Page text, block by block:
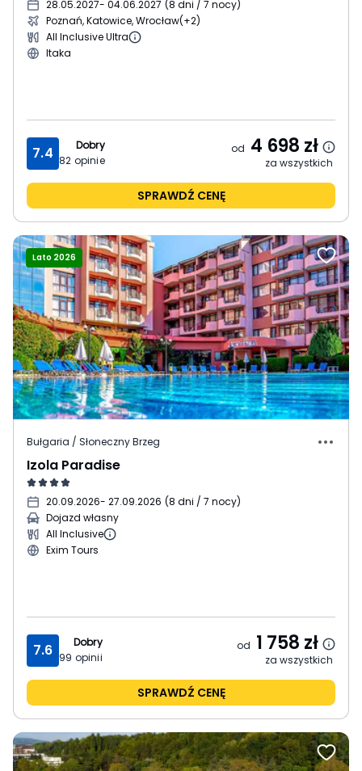
28.05.2027- 04.06.2027 (8 dni / 7 nocy)
Poznań, Katowice, Wrocław(+2)
All Inclusive Ultra
Itaka
7.4
Dobry
82 opinie
od 4 698 zł
za wszystkich
SPRAWDŹ CENĘ
Lato 2026
Bułgaria / Słoneczny Brzeg
Izola Paradise
20.09.2026- 27.09.2026 (8 dni / 7 nocy)
Dojazd własny
All Inclusive
Exim Tours
7.6
Dobry
99 opinii
od 1 758 zł
za wszystkich
SPRAWDŹ CENĘ